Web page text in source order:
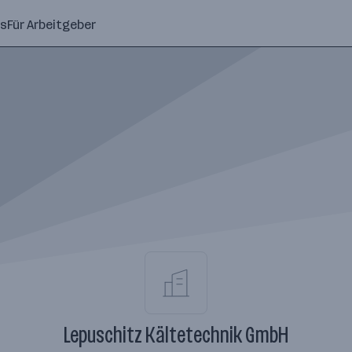
Für Arbeitgeber
Lepuschitz Kältetechnik GmbH